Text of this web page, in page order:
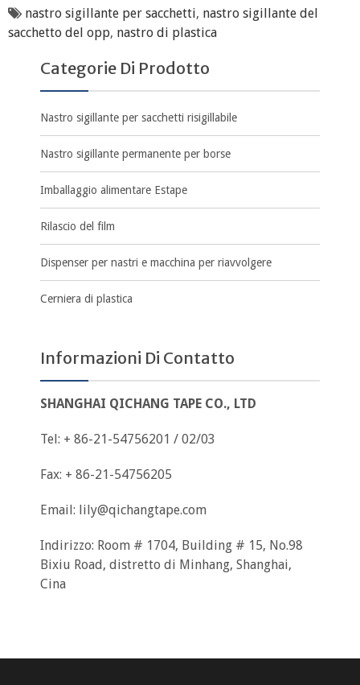
nastro sigillante per sacchetti, nastro sigillante del
sacchetto del opp, nastro di plastica
Categorie Di Prodotto
Nastro sigillante per sacchetti risigillabile
Nastro sigillante permanente per borse
Imballaggio alimentare Estape
Rilascio del film
Dispenser per nastri e macchina per riavvolgere
Cerniera di plastica
Informazioni Di Contatto
SHANGHAI QICHANG TAPE CO., LTD
Tel: + 86-21-54756201 / 02/03
Fax: + 86-21-54756205
Email: lily@qichangtape.com
Indirizzo: Room # 1704, Building # 15, No.98
Bixiu Road, distretto di Minhang, Shanghai,
Cina